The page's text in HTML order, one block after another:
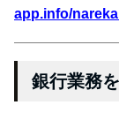
app.info/
銀行業務